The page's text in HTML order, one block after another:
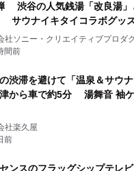
渋谷の人気銭湯「改良湯」
サウナイキタイコラボグッ
社ソニー・クリエイティブプロダ
間前
渋滞を避けて「温泉＆サウ
から車で約5分 湯舞音 袖
社楽久屋
前
ンスのフラッグシップテレ